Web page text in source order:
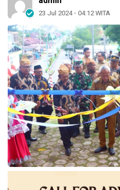
23 Jul 2024 - 04:12 WITA